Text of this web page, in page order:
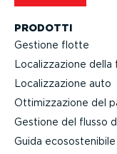
PRODOTTI
Gestione flotte
Localiz­za­zione
Localiz­za­zione auto
Ottimiz­za­zione del
Gestione del flusso
Guida ecoso­ste­nibile